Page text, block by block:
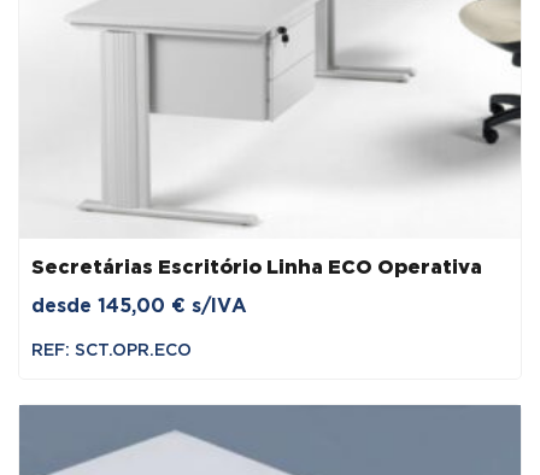
Secretárias Escritório Linha ECO Operativa
desde 145,00 € s/IVA
REF: SCT.OPR.ECO